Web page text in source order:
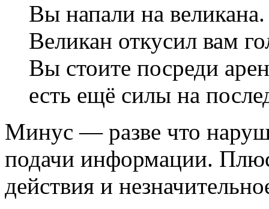
Вы напали на великана.
Великан откусил вам
Вы стоите посреди
есть ещё силы на
Минус — разве что
подачи информации.
действия и